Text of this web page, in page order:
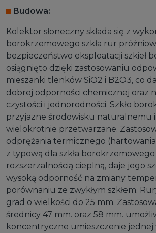
Budowa:
Kolektor słoneczny składa się z
borokrzemowego szkła rur
bezpieczeństwo eksploatacji szkieł
osiągnięto dzięki zastosowaniu
mieszanki tlenków SiO2 i B2O3, co
dobrej odporności chemicznej oraz
czystości i jednorodności. Szkło
przyjazne środowisku naturalnemu
wielokrotnie przetwarzane.
odprężania termicznego
z typową dla szkła
rozszerzalnością cieplną, daje jego
wysoką odporność na zmiany
porównaniu ze zwykłym szkłem.
grad o wielkości do 25 mm.
średnicy 47 mm. oraz 58 mm.
koncentryczne umieszczenie